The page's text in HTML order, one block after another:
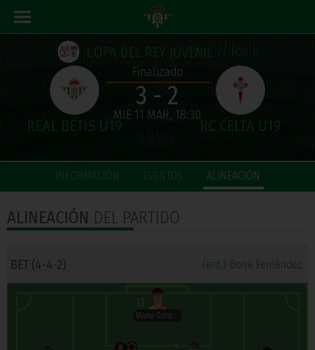
COPA DEL REY JUVENIL// Jor. 4
Finalizado
3 - 2
MIE 11 MAR, 18:30
INFORMACIÓN EVENTOS ALINEACIÓN
ALINEACIÓN DEL PARTIDO
BET (4-4-2) (ent.) Borja Fernández
13
Manu González